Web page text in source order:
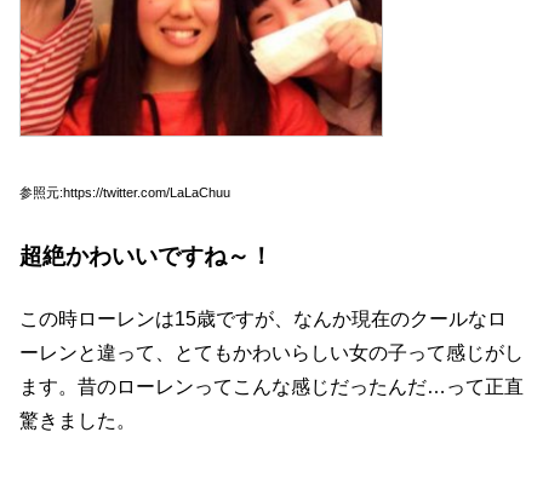
参照元:https://twitter.com/LaLaChuu
超絶かわいいですね～！
この時ローレンは15歳ですが、なんか現在のクールなロ
ーレンと違って、とてもかわいらしい女の子って感じがし
ます。昔のローレンってこんな感じだったんだ…って正直
驚きました。